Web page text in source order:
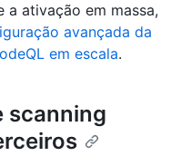
a ativação em massa,
avançada da
em escala.
scanning